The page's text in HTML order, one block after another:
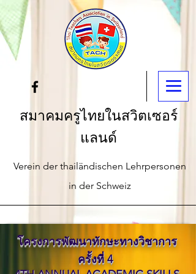
สมาคมครูไทยในสวิตเซอร์
แลนด์
Verein der thailändischen Lehrpersonen
in der Schweiz
โครงการพัฒนาทักษะทางวิชาการ
ครั้งที่ 4